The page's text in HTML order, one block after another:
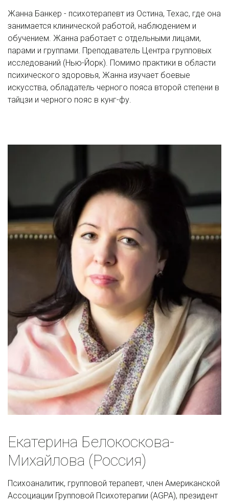
Жанна Банкер - психотерапевт из Остина, Техас, где она
занимается клинической работой, наблюдением и
обучением. Жанна работает с отдельными лицами,
парами и группами. Преподаватель Центра групповых
исследований (Нью-Йорк). Помимо практики в области
психического здоровья, Жанна изучает боевые
искусства, обладатель черного пояса второй степени в
тайцзи и черного пояс в кунг-фу.
Екатерина Белокоскова-
Михайлова (Россия)
Психоаналитик, групповой терапевт, член Американской
Ассоциации Групповой Психотерапии (AGPA), президент